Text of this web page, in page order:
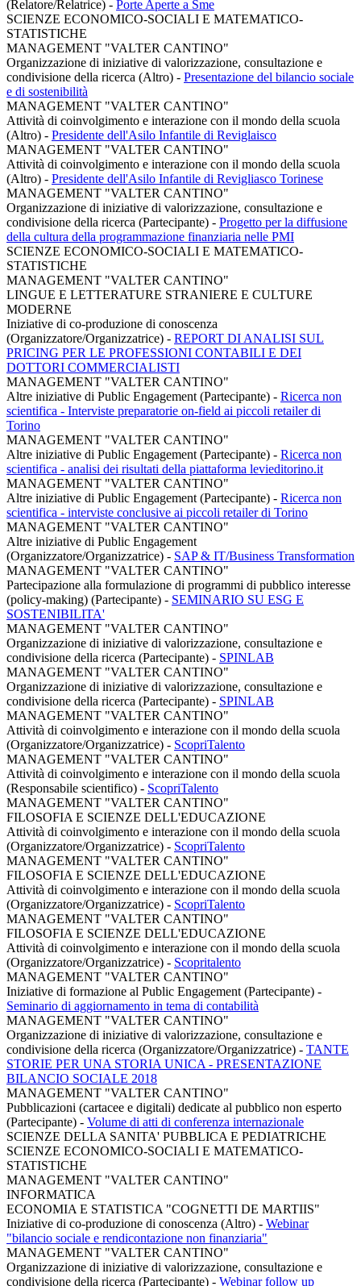
(Relatore/Relatrice) - Porte Aperte a Sme
SCIENZE ECONOMICO-SOCIALI E MATEMATICO-
STATISTICHE
MANAGEMENT "VALTER CANTINO"
Organizzazione di iniziative di valorizzazione, consultazione e
condivisione della ricerca (Altro) - Presentazione del bilancio sociale
e di sostenibilità
MANAGEMENT "VALTER CANTINO"
Attività di coinvolgimento e interazione con il mondo della scuola
(Altro) - Presidente dell'Asilo Infantile di Reviglaisco
MANAGEMENT "VALTER CANTINO"
Attività di coinvolgimento e interazione con il mondo della scuola
(Altro) - Presidente dell'Asilo Infantile di Revigliasco Torinese
MANAGEMENT "VALTER CANTINO"
Organizzazione di iniziative di valorizzazione, consultazione e
condivisione della ricerca (Partecipante) - Progetto per la diffusione
della cultura della programmazione finanziaria nelle PMI
SCIENZE ECONOMICO-SOCIALI E MATEMATICO-
STATISTICHE
MANAGEMENT "VALTER CANTINO"
LINGUE E LETTERATURE STRANIERE E CULTURE
MODERNE
Iniziative di co-produzione di conoscenza
(Organizzatore/Organizzatrice) - REPORT DI ANALISI SUL
PRICING PER LE PROFESSIONI CONTABILI E DEI
DOTTORI COMMERCIALISTI
MANAGEMENT "VALTER CANTINO"
Altre iniziative di Public Engagement (Partecipante) - Ricerca non
scientifica - Interviste preparatorie on-field ai piccoli retailer di
Torino
MANAGEMENT "VALTER CANTINO"
Altre iniziative di Public Engagement (Partecipante) - Ricerca non
scientifica - analisi dei risultati della piattaforma levieditorino.it
MANAGEMENT "VALTER CANTINO"
Altre iniziative di Public Engagement (Partecipante) - Ricerca non
scientifica - interviste conclusive ai piccoli retailer di Torino
MANAGEMENT "VALTER CANTINO"
Altre iniziative di Public Engagement
(Organizzatore/Organizzatrice) - SAP & IT/Business Transformation
MANAGEMENT "VALTER CANTINO"
Partecipazione alla formulazione di programmi di pubblico interesse
(policy-making) (Partecipante) - SEMINARIO SU ESG E
SOSTENIBILITA'
MANAGEMENT "VALTER CANTINO"
Organizzazione di iniziative di valorizzazione, consultazione e
condivisione della ricerca (Partecipante) - SPINLAB
MANAGEMENT "VALTER CANTINO"
Organizzazione di iniziative di valorizzazione, consultazione e
condivisione della ricerca (Partecipante) - SPINLAB
MANAGEMENT "VALTER CANTINO"
Attività di coinvolgimento e interazione con il mondo della scuola
(Organizzatore/Organizzatrice) - ScopriTalento
MANAGEMENT "VALTER CANTINO"
Attività di coinvolgimento e interazione con il mondo della scuola
(Responsabile scientifico) - ScopriTalento
MANAGEMENT "VALTER CANTINO"
FILOSOFIA E SCIENZE DELL'EDUCAZIONE
Attività di coinvolgimento e interazione con il mondo della scuola
(Organizzatore/Organizzatrice) - ScopriTalento
MANAGEMENT "VALTER CANTINO"
FILOSOFIA E SCIENZE DELL'EDUCAZIONE
Attività di coinvolgimento e interazione con il mondo della scuola
(Organizzatore/Organizzatrice) - ScopriTalento
MANAGEMENT "VALTER CANTINO"
FILOSOFIA E SCIENZE DELL'EDUCAZIONE
Attività di coinvolgimento e interazione con il mondo della scuola
(Organizzatore/Organizzatrice) - Scopritalento
MANAGEMENT "VALTER CANTINO"
Iniziative di formazione al Public Engagement (Partecipante) -
Seminario di aggiornamento in tema di contabilità
MANAGEMENT "VALTER CANTINO"
Organizzazione di iniziative di valorizzazione, consultazione e
condivisione della ricerca (Organizzatore/Organizzatrice) - TANTE
STORIE PER UNA STORIA UNICA - PRESENTAZIONE
BILANCIO SOCIALE 2018
MANAGEMENT "VALTER CANTINO"
Pubblicazioni (cartacee e digitali) dedicate al pubblico non esperto
(Partecipante) - Volume di atti di conferenza internazionale
SCIENZE DELLA SANITA' PUBBLICA E PEDIATRICHE
SCIENZE ECONOMICO-SOCIALI E MATEMATICO-
STATISTICHE
MANAGEMENT "VALTER CANTINO"
INFORMATICA
ECONOMIA E STATISTICA "COGNETTI DE MARTIIS"
Iniziative di co-produzione di conoscenza (Altro) - Webinar
"bilancio sociale e rendicontazione non finanziaria"
MANAGEMENT "VALTER CANTINO"
Organizzazione di iniziative di valorizzazione, consultazione e
condivisione della ricerca (Partecipante) - Webinar follow up